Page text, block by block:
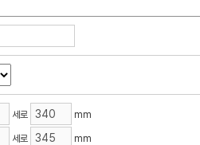
세로 mm
세로 mm